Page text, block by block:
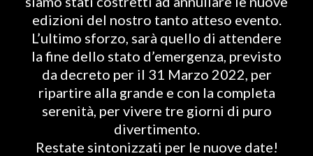
edizioni del nostro tanto atteso evento.
L’ultimo sforzo, sarà quello di attendere
la fine dello stato d’emergenza, previsto
da decreto per il 31 Marzo 2022, per
ripartire alla grande e con la completa
serenità, per vivere tre giorni di puro
divertimento.
Restate sintonizzati per le nuove date!